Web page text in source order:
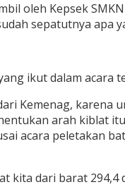
oleh Kepsek
sepatutnya apa
ikut dalam
Kemenag,
arah kiblat
acara peletakan
kita dari barat 294,4